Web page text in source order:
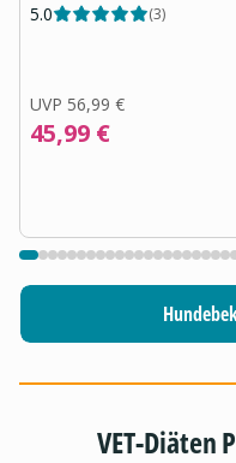
5.0 (3)
UVP 56,99 €
45,99 €
VET-Diäten